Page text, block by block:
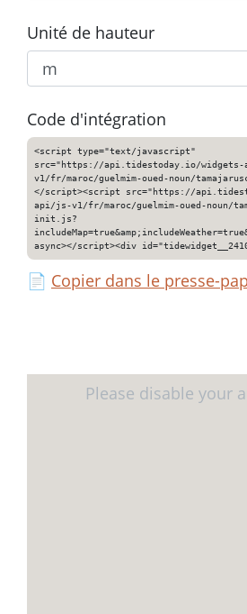
Unité de hauteur
Code d'intégration
<script type="text/javascript"
src="https://api.tidestoday.io/
v1/fr/maroc/guelmim-oued-noun/
</script><script src="https://
api/js-v1/fr/maroc/guelmim-oued-noun/
init.js?
async></script><div
📄 Copier dans le presse-